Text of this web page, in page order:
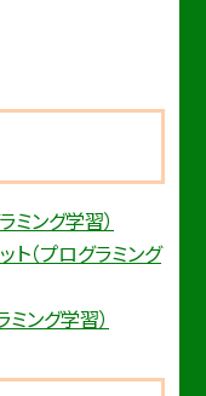
ミング学習）
（プログラミング
ング学習）